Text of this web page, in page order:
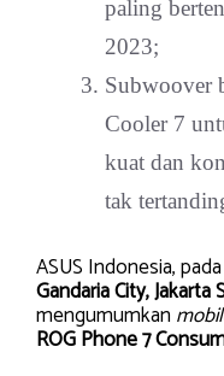
paling
2023;
Subwoover
Cooler 7
kuat dan
tak
ASUS Indonesia, pada
Gandaria City, Jakarta
mengumumkan
ROG Phone 7